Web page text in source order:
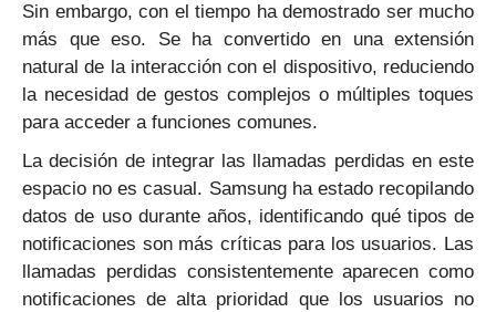
Sin embargo, con el tiempo ha demostrado ser mucho
más que eso. Se ha convertido en una extensión
natural de la interacción con el dispositivo, reduciendo
la necesidad de gestos complejos o múltiples toques
para acceder a funciones comunes.
La decisión de integrar las llamadas perdidas en este
espacio no es casual. Samsung ha estado recopilando
datos de uso durante años, identificando qué tipos de
notificaciones son más críticas para los usuarios. Las
llamadas perdidas consistentemente aparecen como
notificaciones de alta prioridad que los usuarios no